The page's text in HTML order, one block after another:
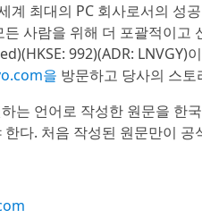
최대의 PC 회사로서의 성
사람을 위해 더 포괄적이
992)(ADR: LNVGY)
을 방문하고 당사의 스
는 언어로 작성한 원문을 한
다. 처음 작성된 원문만이